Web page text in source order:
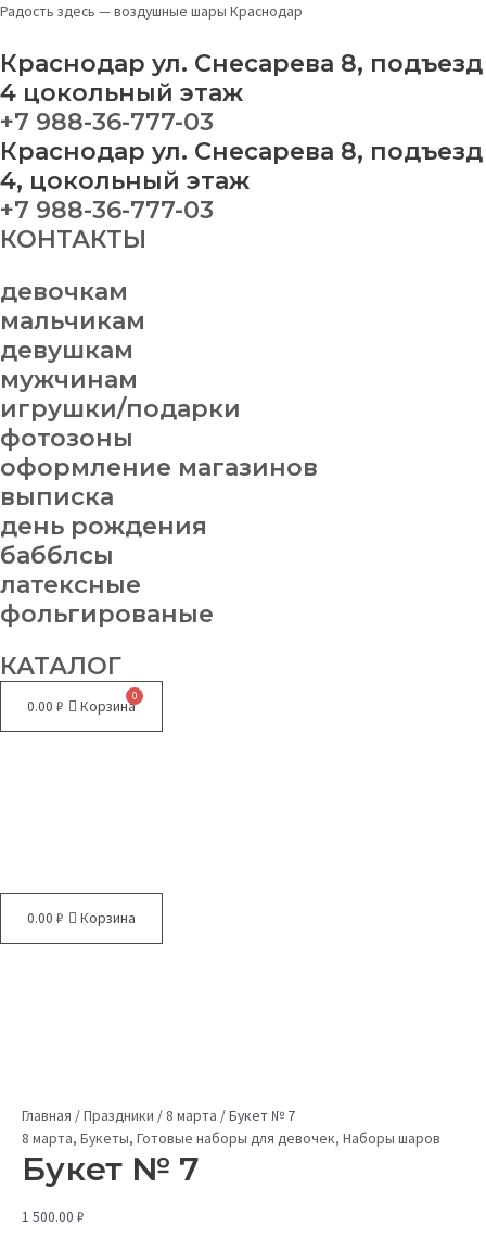
Перейти
содержимому
Радость здесь — воздушные шары Краснодар
Краснодар ул. Снесарева 8, подъезд
4 цокольный этаж
+7 988-36-777-03
Краснодар ул. Снесарева 8, подъезд
4, цокольный этаж
+7 988-36-777-03
КОНТАКТЫ
девочкам
мальчикам
девушкам
мужчинам
игрушки/подарки
фотозоны
оформление магазинов
выписка
день рождения
бабблсы
латексные
фольгированые
КАТАЛОГ
0.00 ₽ Корзина
0.00 ₽ Корзина
Главная /Праздники / 8 марта /Букет № 7
8 марта, Букеты, Готовые наборы для девочек, Наборы шаров
Букет № 7
1 500.00 ₽
Букет
7
quantity